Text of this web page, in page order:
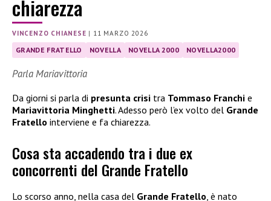
chiarezza
VINCENZO CHIANESE | 11 MARZO 2026
GRANDE FRATELLO NOVELLA NOVELLA 2000 NOVELLA2000
Parla Mariavittoria
Da giorni si parla di presunta crisi tra Tommaso Franchi e
Mariavittoria Minghetti. Adesso però l’ex volto del Grande
Fratello interviene e fa chiarezza.
Cosa sta accadendo tra i due ex
concorrenti del Grande Fratello
Lo scorso anno, nella casa del Grande Fratello , è nato